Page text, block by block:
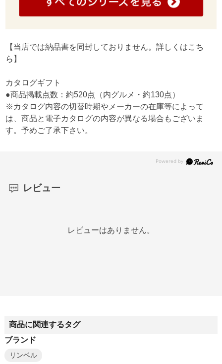
【当店では納品書を同封しておりません。詳しくはこち
ら 】
カタログギフト
●商品掲載点数：約520点（内グルメ・約130点）
※カタログ内容の切替時期やメーカーの在庫等によって
は、商品と電子カタログの内容が異なる場合もございま
す。予めご了承下さい。
レビュー
レビューはありません。
商品に関連するタグ
ブランド
リンベル